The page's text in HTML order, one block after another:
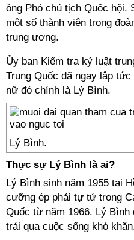
ông Phó chủ tịch Quốc hội.
một số thành viên trong
trung ương.
Ủy ban Kiểm tra kỷ luật
Trung Quốc đã ngay lập
nữ đó chính là Lý Bình.
Lý Bình.
Thực sự Lý Bình là ai?
Lý Bình sinh năm 1955 tại
cưỡng ép phải tự tử trong
Quốc từ năm 1966. Lý
trải qua cuộc sống khó